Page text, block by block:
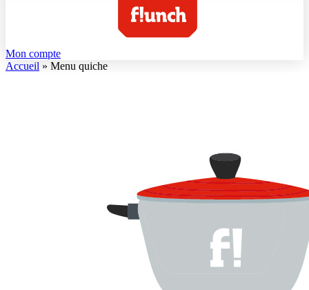
Mon compte
Accueil » Menu quiche